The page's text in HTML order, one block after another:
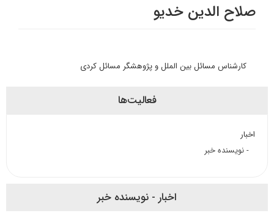
صلاح الدین خدیو
کارشناس مسائل بین الملل و پژوهشگر مسائل کردی
فعالیت‌ها
اخبار
- نویسنده خبر
اخبار - نویسنده خبر